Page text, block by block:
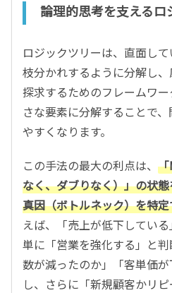
論理的思考を支えるロ
ロジックツリーは、直面し
枝分かれするように分解し
探求するためのフレームワ
さな要素に分解することで
やすくなります。
この手法の最大の利点は、 「
なく、ダブりなく）」の状
真因（ボトルネック）を特
えば、「売上が低下している
単に「営業を強化する」と
数が減ったのか」「客単価
し、さらに「新規顧客かリ